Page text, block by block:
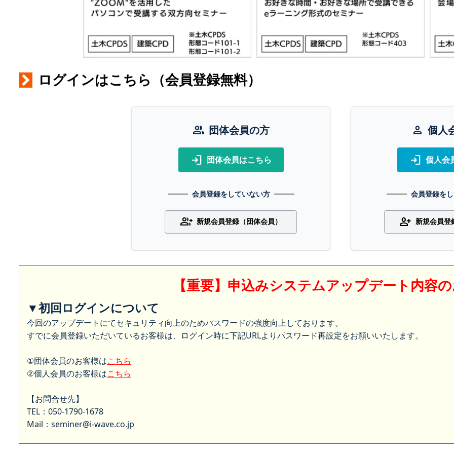
ログインはこちら（会員登録無料）
group 団体会員の方
login 団体会員はこちら
会員登録をしていない方
group_add 新規会員登録（団体会員）
person 個人
login 個人会
会員登録を
person_add 新規会員登
【重要】申込みシステムアップデート内容
▼初回ログインについて
今回のアップデートにてセキュリティ向上のためパスワードの強度向上しております。
すでに会員登録いただいているお客様は、ログイン時に下記URLよりパスワード再設定をお願いいたします。
①団体会員のお客様はこちら
②個人会員のお客様はこちら
【お問合せ先】
TEL：050-1790-1678
Mail：seminer@i-wave.co.jp